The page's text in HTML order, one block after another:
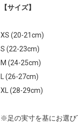
【サイズ】
XS (20-21cm)
S (22-23cm)
M (24-25cm)
L (26-27cm)
XL (28-29cm)
※足の実寸を基にお選び